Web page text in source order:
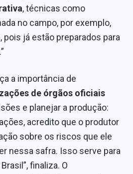
, técnicas como
no campo, por exemplo,
pois já estão preparados para
a importância de
de órgãos oficiais
e planejar a produção:
acredito que o produtor
sobre os riscos que ele
nessa safra. Isso serve para
finaliza. O